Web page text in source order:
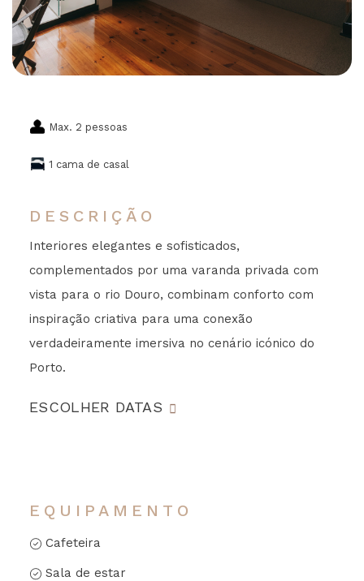
Max. 2 pessoas
1 cama de casal
DESCRIÇÃO
Interiores elegantes e sofisticados,
complementados por uma varanda privada com
vista para o rio Douro, combinam conforto com
inspiração criativa para uma conexão
verdadeiramente imersiva no cenário icónico do
Porto.
ESCOLHER DATAS
EQUIPAMENTO
Cafeteira
Sala de estar